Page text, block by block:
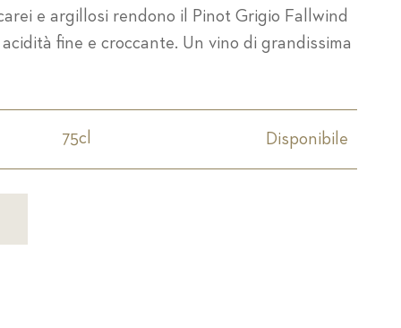
e argillosi rendono il Pinot Grigio Fallwind
fine e croccante. Un vino di grandissima
75cl Disponibile